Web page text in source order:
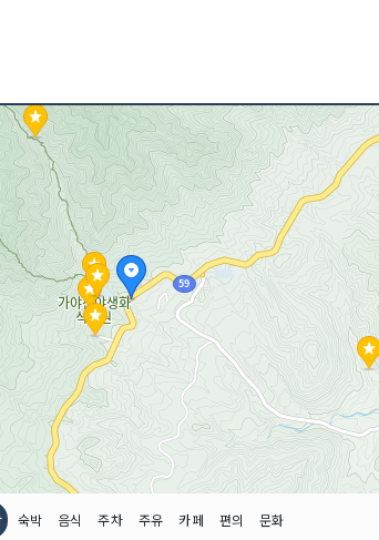
숙박 음식 주차 주유 카페 편의 문화